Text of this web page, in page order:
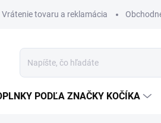
Vrátenie tovaru a reklamácia
PODĽA ZNAČKY KOČÍKA